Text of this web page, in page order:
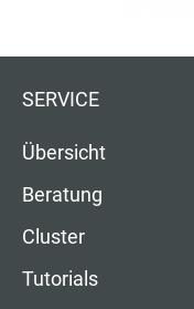
SERVICE
Übersicht
Beratung
Cluster
Tutorials